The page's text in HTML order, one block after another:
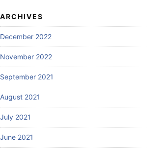
ARCHIVES
December 2022
November 2022
September 2021
August 2021
July 2021
June 2021